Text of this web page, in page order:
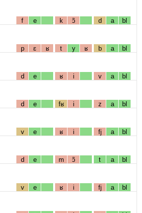
f e k ɔ̃ d a bl
p ɛ ʁ t y ʁ b a bl
d e ʁ i v a bl
d e fʁ i z a bl
v e ʁ i fj a bl
d e m ɔ̃ t a bl
v e ʁ i fj a bl